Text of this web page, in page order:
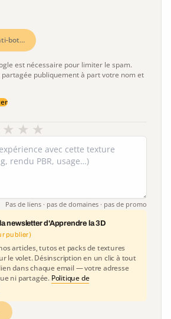
bot…
est nécessaire pour limiter le spam.
publiquement à part votre nom et
★
★
★
Pas de liens · pas de domaines · pas de promo
newsletter d'Apprendre la 3D
publier)
articles, tutos et packs de textures
le volet. Désinscription en un clic à tout
dans chaque email — votre adresse
ni partagée. Politique de